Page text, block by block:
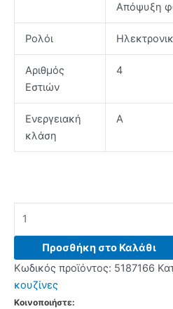
Απόψυξη
Ρολόι
Αριθμός
Εστιών
4
Ενεργειακή
κλάση
Α
(745691)
Ηλεκτρική
κουζίνα
Black
Προσθήκη στο Καλάθι
Κωδικός προϊόντος: 5187166
κουζίνες
Κοινοποιήστε: